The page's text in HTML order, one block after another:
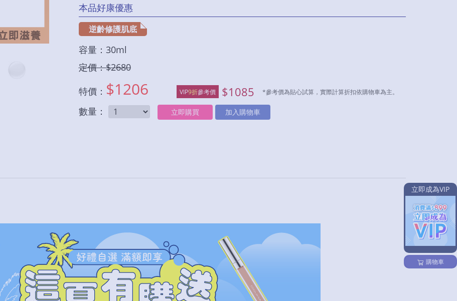
本品好康優惠
逆齡修護肌底
容量：30ml
定價：$2680
特價： $1206 VIP9折參考價 $1085 *參考價為貼心試算，實際計算折扣依購物車為主。
數量： 立即購買 加入購物車
立即成為VIP
購物車